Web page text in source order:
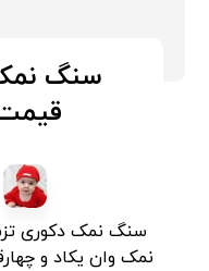
سنگ
سنگ نمک دکوری
نمک وان یکاد و